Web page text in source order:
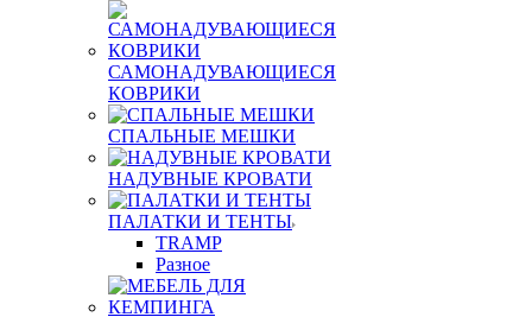
САМОНАДУВАЮЩИЕСЯ
КОВРИКИ
СПАЛЬНЫЕ МЕШКИ
НАДУВНЫЕ КРОВАТИ
ПАЛАТКИ И ТЕНТЫ
TRAMP
Разное